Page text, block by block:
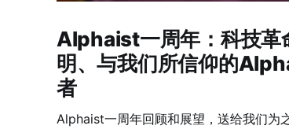
Alphaist一周年：科技革
明、与我们所信仰的
者
Alphaist一周年回顾和展望，送给我们为